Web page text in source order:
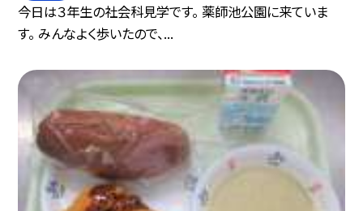
今日は３年生の社会科見学です。 薬師池公園に来ていま
す。 みんなよく歩いたので、...